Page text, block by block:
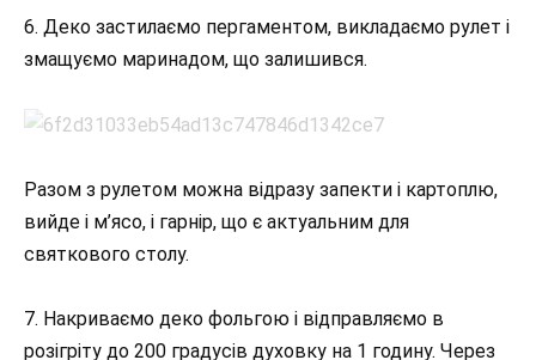
6. Деко застилаємо пергаментом, викладаємо рулет і
змащуємо маринадом, що залишився.
Разом з рулетом можна відразу запекти і картоплю,
вийде і м’ясо, і гарнір, що є актуальним для
святкового столу.
7. Накриваємо деко фольгою і відправляємо в
розігріту до 200 градусів духовку на 1 годину. Через